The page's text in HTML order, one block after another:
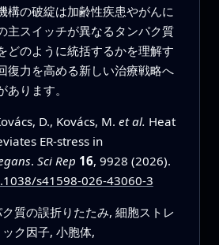
構の破綻は加齢性疾患やがんに
主スイッチが異なるタンパク質
どのように統括するかを理解す
復力を高める新しい治療戦略へ
ります。
D., Kovács, M. et al. Heat
ER-stress in
. Sci Rep 16, 9928 (2026).
s41598-026-43060-3
ク質の誤折りたたみ, 細胞ストレ
ク因子, 小胞体,